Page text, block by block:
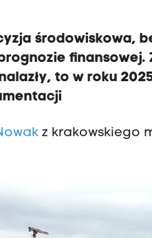
środowiskowa,
finansowej.
to w roku
z krakowskiego